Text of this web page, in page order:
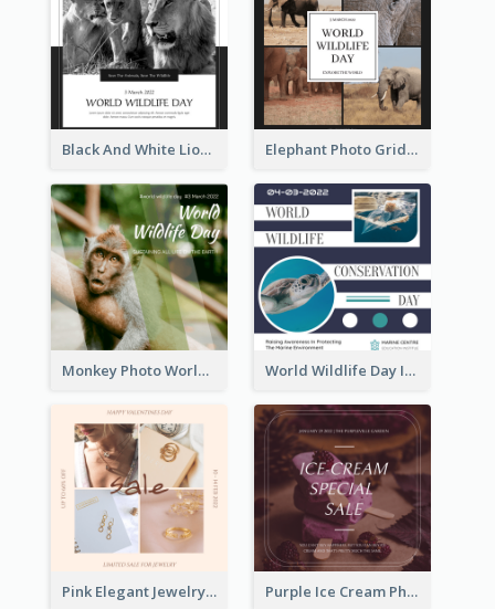
Black And White Lion World Wildlife Day Instagram Post Elephant Photo Grid World Wildlife Day Instagram Post
Monkey Photo World Wildlife Day Instagram Post World Wildlife Day Instagram Post
Pink Elegant Jewelry Sale Valentines Day Instagram Post Purple Ice Cream Photo Dessert Sale Instagram Post